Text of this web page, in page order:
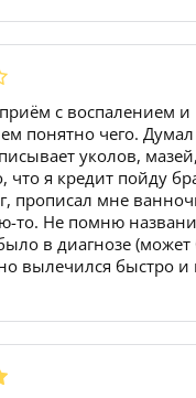
с воспалением и
понятно чего.
уколов,
что я кредит пойду
прописал мне
то. Не помню
в диагнозе
но вылечился быстро